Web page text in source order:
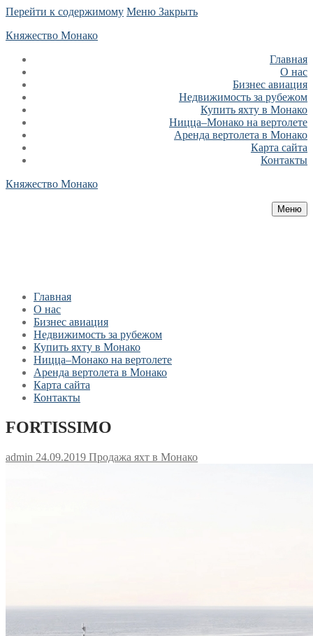
Перейти к содержимому Меню Закрыть
Княжество Монако
Главная
О нас
Бизнес авиация
Недвижимость за рубежом
Купить яхту в Монако
Ницца–Монако на вертолете
Аренда вертолета в Монако
Карта сайта
Контакты
Княжество Монако
Меню
Главная
О нас
Бизнес авиация
Недвижимость за рубежом
Купить яхту в Монако
Ницца–Монако на вертолете
Аренда вертолета в Монако
Карта сайта
Контакты
FORTISSIMO
admin 24.09.2019 Продажа яхт в Монако